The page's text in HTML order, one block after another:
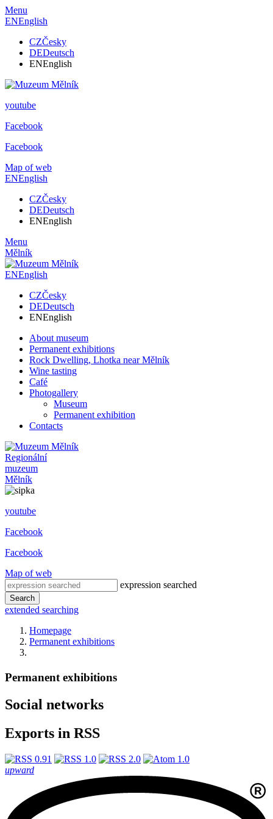
Menu
ENEnglish
CZČesky
DEDeutsch
ENEnglish
youtube
Facebook
Facebook
Map of web
ENEnglish
CZČesky
DEDeutsch
ENEnglish
Menu
Mělník
ENEnglish
CZČesky
DEDeutsch
ENEnglish
About museum
Permanent exhibitions
Rock Dwelling, Lhotka near Mělník
Wine tasting
Café
Photogallery
Museum
Permanent exhibition
Contacts
Regionální
muzeum
Mělník
youtube
Facebook
Facebook
Map of web
expression searched
Search
extended searching
Homepage
Permanent exhibitions
Permanent exhibitions
Social networks
Exports in RSS
upward